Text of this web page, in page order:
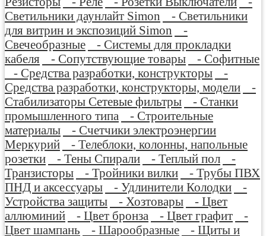
Светильники даунлайт Simon
- Светильники
для витрин и экспозиций Simon
-
Свечеобразные
- Системы для прокладки
кабеля
- Сопутствующие товары
- Софитные
- Средства разработки, конструкторы
-
Средства разработки, конструкторы, модели
-
Стабилизаторы Сетевые фильтры
- Станки
промышленного типа
- Строительные
материалы
- Счетчики электроэнергии
Меркурий
- Телеблоки, колонны, напольные
розетки
- Тены Спирали - Теплый пол
-
Транзисторы
- Тройники вилки
- Трубы ПВХ
ПНД и аксессуары
- Удлинители Колодки
-
Устройства защиты
- Хозтовары
- Цвет
аллюминий
- Цвет бронза - Цвет графит
-
Цвет шампань
- Шарообразные
- Щиты и